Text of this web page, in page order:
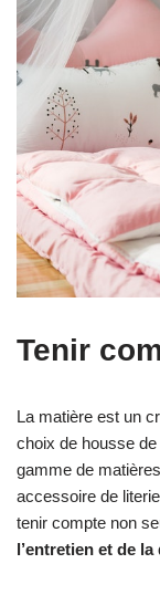
Tenir
La matière est un
choix de housse
gamme de
accessoire de
tenir compte non
l’entretien et de